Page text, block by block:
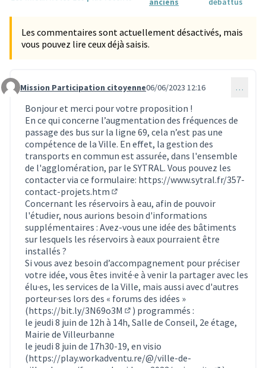
Les commentaires sont actuellement désactivés, mais
vous pouvez lire ceux déjà saisis.
Commentaire 2480
Mission Participation citoyenne06/06/2023 12:16 …
Bonjour et merci pour votre proposition !
En ce qui concerne l’augmentation des fréquences de
passage des bus sur la ligne 69, cela n’est pas une
compétence de la Ville. En effet, la gestion des
transports en commun est assurée, dans l'ensemble
de l'agglomération, par le SYTRAL. Vous pouvez les
contacter via ce formulaire: https://www.sytral.fr/357-
contact-projets.htm
(Lien externe)
Concernant les réservoirs à eau, afin de pouvoir
l'étudier, nous aurions besoin d'informations
supplémentaires : Avez-vous une idée des bâtiments
sur lesquels les réservoirs à eaux pourraient être
installés ?
Si vous avez besoin d’accompagnement pour préciser
votre idée, vous êtes invité·e à venir la partager avec les
élu·es, les services de la Ville, mais aussi avec d'autres
porteur·ses lors des « forums des idées »
(https://bit.ly/3N69o3M
(Lien externe)
) programmés :
le jeudi 8 juin de 12h à 14h, Salle de Conseil, 2e étage,
Mairie de Villeurbanne
le jeudi 8 juin de 17h30-19, en visio
(https://play.workadventu.re/@/ville-de-